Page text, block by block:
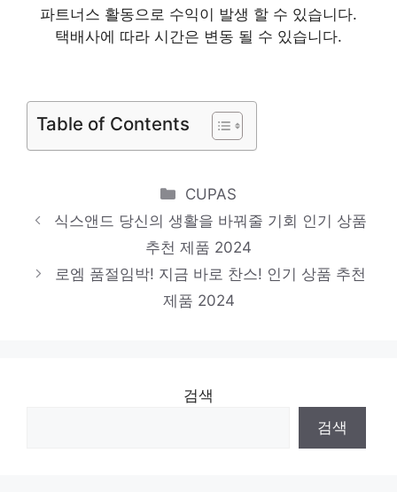
천 제품 2024
품 2024
반에이크
제품 2024
핫 아이템, 주목해주세요! 인기 상품 추천 제
품 2024
파트너스 활동으로 수익이 발생 할 수 있습니다.
택배사에 따라 시간은 변동 될 수 있습니다.
Table of Contents
Categories
CUPAS
식스앤드 당신의 생활을 바꿔줄 기회 인기 상품
추천 제품 2024
로엠 품절임박! 지금 바로 찬스! 인기 상품 추천
제품 2024
검색
검색